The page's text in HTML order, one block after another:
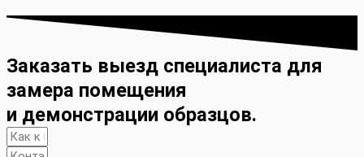
Заказать выезд специалиста для
замера помещения
и демонстрации образцов.